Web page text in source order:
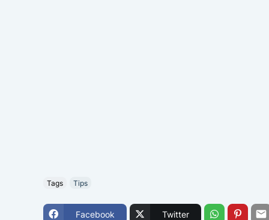
Tags Tips
Facebook Twitter